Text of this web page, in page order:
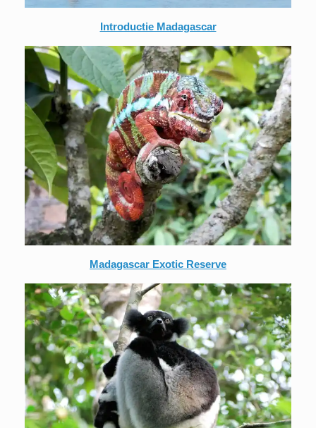
Introductie Madagascar
Madagascar Exotic Reserve